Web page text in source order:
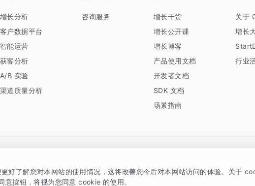
增长分析
客户数据平台
智能运营
获客分析
A/B 实验
渠道质量分析
咨询服务
增长干货
增长公开课
增长博客
产品使用文档
开发者文档
SDK 文档
场景指南
关于
增长
行业
有限公司SDK相关说明 京ICP备15038330号
好了解您对本网站的使用情况，这将改善您今后对本网站访问的体验。关于
意按钮，将视为您同意 cookie 的使用。